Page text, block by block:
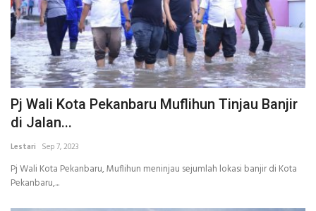
Pj Wali Kota Pekanbaru Muflihun Tinjau Banjir
di Jalan...
Lestari Sep 7, 2023
Pj Wali Kota Pekanbaru, Muflihun meninjau sejumlah lokasi banjir di Kota
Pekanbaru,...